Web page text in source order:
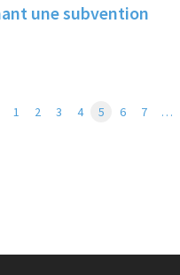
une subvention
1 2 3 4 5 6 7 …